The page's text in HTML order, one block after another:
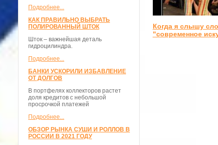
Подробнее...
КАК ПРАВИЛЬНО ВЫБРАТЬ
ПОЛИРОВАННЫЙ ШТОК
Шток – важнейшая деталь
гидроцилиндра.
Подробнее...
БАНКИ УСКОРИЛИ ИЗБАВЛЕНИЕ
ОТ ДОЛГОВ
В портфелях коллекторов растет
доля кредитов с небольшой
просрочкой платежей
Подробнее...
ОБЗОР РЫНКА СУШИ И РОЛЛОВ В
РОССИИ В 2021 ГОДУ
Когда я слышу
"современное